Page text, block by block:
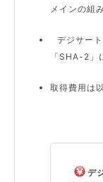
メインの組
デジサー
「SHA-2」
取得費用は
デ